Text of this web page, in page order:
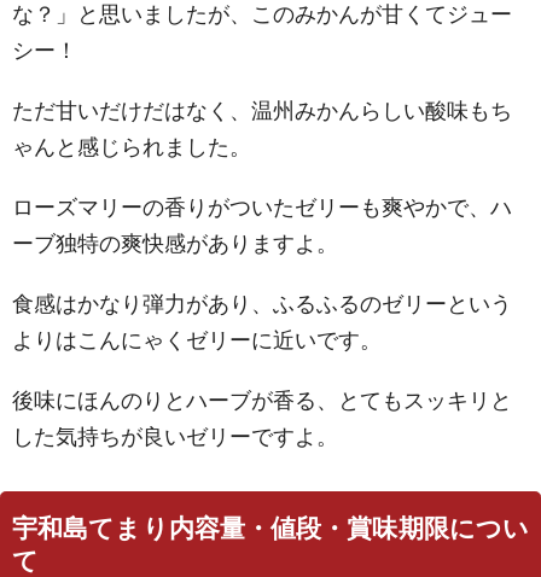
な？」と思いましたが、このみかんが甘くてジュー
シー！
ただ甘いだけだはなく、温州みかんらしい酸味もち
ゃんと感じられました。
ローズマリーの香りがついたゼリーも爽やかで、ハ
ーブ独特の爽快感がありますよ。
食感はかなり弾力があり、ふるふるのゼリーという
よりはこんにゃくゼリーに近いです。
後味にほんのりとハーブが香る、とてもスッキリと
した気持ちが良いゼリーですよ。
宇和島てまり内容量・値段・賞味期限につい
て